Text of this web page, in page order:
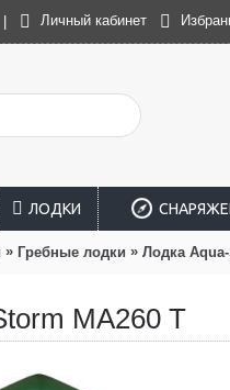
Личный кабинет
ЛОДКИ
» Гребные лодки » Лодка
MA260 T